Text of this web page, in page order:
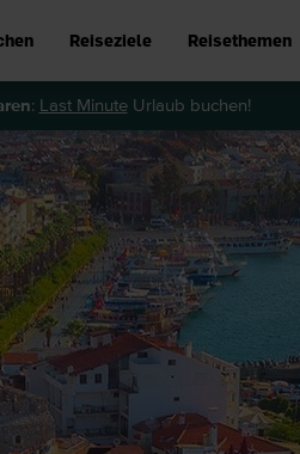
Reiseziele Reisethemen
: Last MinuteUrlaub buchen!